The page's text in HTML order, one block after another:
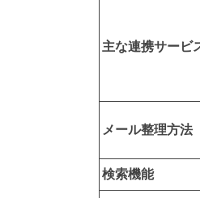
主な連携サービ
メール整理方法
検索機能